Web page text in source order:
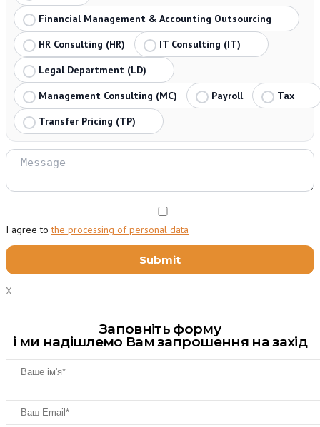
Financial Management & Accounting Outsourcing
HR Consulting (HR)
IT Consulting (IT)
Legal Department (LD)
Management Consulting (MC)
Payroll
Tax
Transfer Pricing (TP)
I agree tothe processing of personal data
X
Заповніть форму
і ми надішлемо Вам запрошення на захід